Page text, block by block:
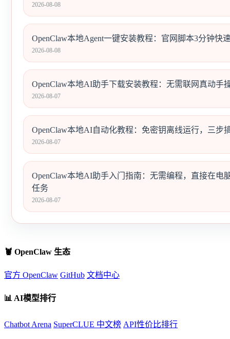
2026-08-08
OpenClaw本地Agent一键安装教程：官网脚本3分钟快
2026-08-08
OpenClaw本地AI助手下载安装教程：无需联网真动手
2026-08-07
OpenClaw本地AI自动化教程：免密钥离线运行，三步
2026-08-07
OpenClaw本地AI助手入门指南：无需编程，直接在电
任务
2026-08-07
🦞 OpenClaw 生态
官方 OpenClaw GitHub 文档中心
📊 AI模型排行
Chatbot Arena SuperCLUE 中文榜 API性价比排行